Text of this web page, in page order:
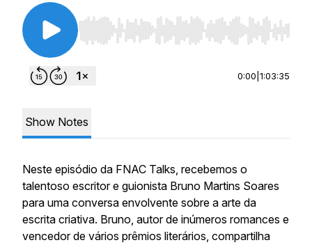
Use Left/Right to seek, Home/End to jump to
0:00 1:03:35
Show Notes
Neste episódio da FNAC Talks, recebemos o
talentoso escritor e guionista Bruno Martins Soares
para uma conversa envolvente sobre a arte da
escrita criativa. Bruno, autor de inúmeros romances e
vencedor de vários prêmios literários, compartilha